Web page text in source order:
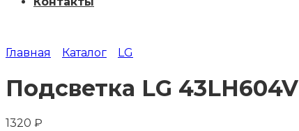
Главная Каталог LG
Подсветка LG 43LH604V
1320 ₽